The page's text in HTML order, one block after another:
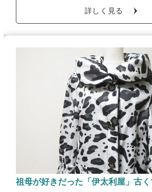
詳しく見る
祖母が好きだった「伊太利屋」古く